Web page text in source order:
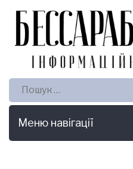
Пошук:
Меню навігації